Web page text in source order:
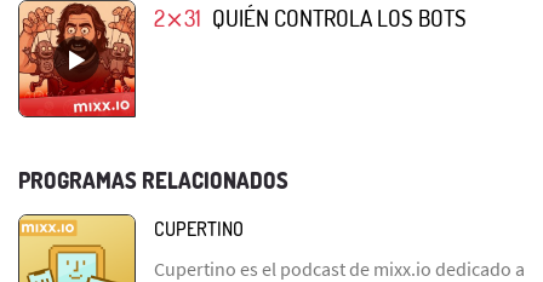
2⨯31 QUIÉN CONTROLA LOS BOTS
PROGRAMAS RELACIONADOS
CUPERTINO
Cupertino es el podcast de mixx.io dedicado a